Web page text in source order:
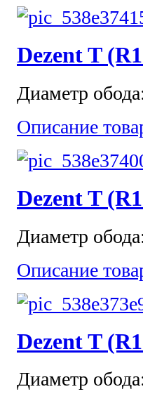
Dezent T
Диаметр
Описание
Dezent T
Диаметр
Описание
Dezent T
Диаметр